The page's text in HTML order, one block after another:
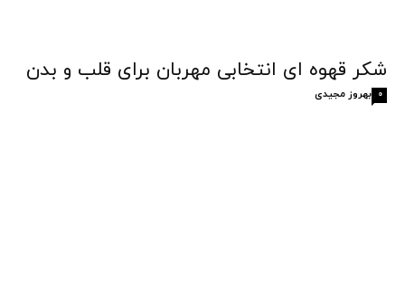
شکر قهوه‌ ای انتخابی مهربان برای قلب و بدن
بهروز مجیدی 0